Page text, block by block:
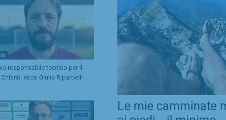
responsabile tecnico per il
Chianti: ecco Giulio Riparbelli
Le mie camminate